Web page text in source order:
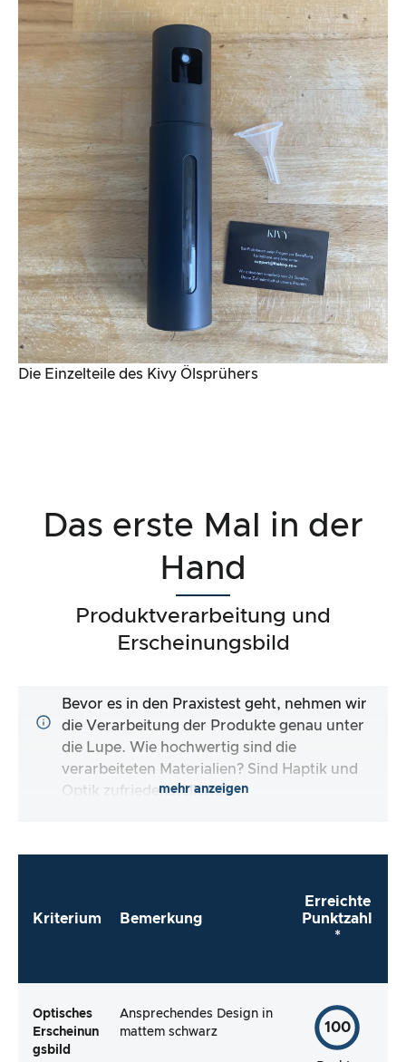
Die Einzelteile des Kivy Ölsprühers
Das erste Mal in der
Hand
Produktverarbeitung und
Erscheinungsbild
Bevor es in den Praxistest geht, nehmen wir
die Verarbeitung der Produkte genau unter
die Lupe. Wie hochwertig sind die
verarbeiteten Materialien? Sind Haptik und
Optik zufriedenstellend?
mehr anzeigen
Kriterium Bemerkung
Erreichte
Punktzahl
*
Optisches
Erscheinun
gsbild
Ansprechendes Design in
mattem schwarz
100